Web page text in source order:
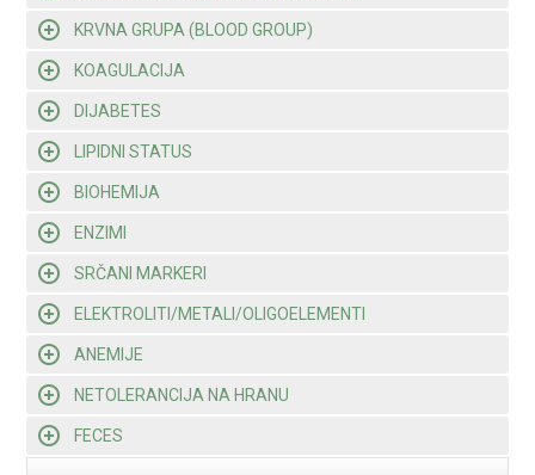
KRVNA GRUPA (BLOOD GROUP)
KOAGULACIJA
DIJABETES
LIPIDNI STATUS
BIOHEMIJA
ENZIMI
SRČANI MARKERI
ELEKTROLITI/METALI/OLIGOELEMENTI
ANEMIJE
NETOLERANCIJA NA HRANU
FECES